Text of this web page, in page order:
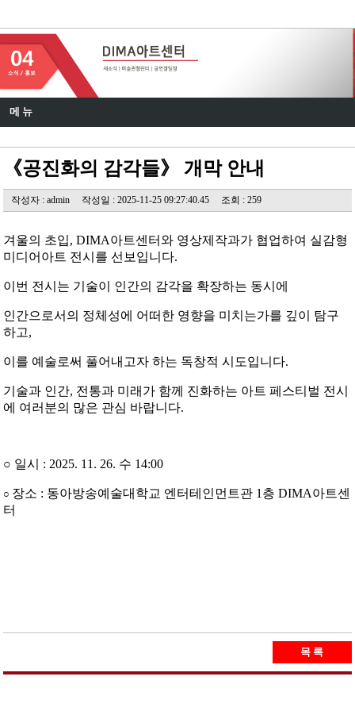
메 뉴
《공진화의 감각들》 개막 안내
작성자 : admin 작성일 : 2025-11-25 09:27:40.45 조회 : 259
겨울의 초입, DIMA아트센터와 영상제작과가 협업하여 실감형
미디어아트 전시를 선보입니다.
이번 전시는 기술이 인간의 감각을 확장하는 동시에
인간으로서의 정체성에 어떠한 영향을 미치는가를 깊이 탐구
하고,
이를 예술로써 풀어내고자 하는 독창적 시도입니다.
기술과 인간, 전통과 미래가 함께 진화하는 아트 페스티벌 전시
에 여러분의 많은 관심 바랍니다.
○ 일시 : 2025. 11. 26. 수 14:00
○ 장소 : 동아방송예술대학교 엔터테인먼트관 1층 DIMA아트센
터